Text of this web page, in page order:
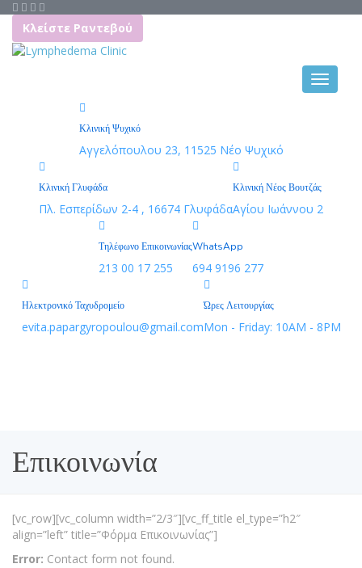
Κλείστε Ραντεβού
Κλινική Ψυχικό
Αγγελόπουλου 23, 11525 Νέο Ψυχικό
Κλινική Γλυφάδα
Πλ. Εσπερίδων 2-4 , 16674 Γλυφάδα
Κλινική Νέος Βουτζάς
Αγίου Ιωάννου 2
Τηλέφωνο Επικοινωνίας
213 00 17 255
WhatsApp
694 9196 277
Ηλεκτρονικό Ταχυδρομείο
evita.papargyropoulou@gmail.com
Ώρες Λειτουργίας
Mon - Friday: 10AM - 8PM
Επικοινωνία
[vc_row][vc_column width=”2/3″][vc_ff_title el_type=”h2″
align=”left” title=”Φόρμα Επικοινωνίας”]
Error: Contact form not found.